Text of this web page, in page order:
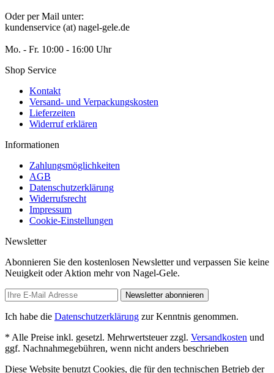
Oder per Mail unter:
kundenservice (at) nagel-gele.de
Mo. - Fr. 10:00 - 16:00 Uhr
Shop Service
Kontakt
Versand- und Verpackungskosten
Lieferzeiten
Widerruf erklären
Informationen
Zahlungsmöglichkeiten
AGB
Datenschutzerklärung
Widerrufsrecht
Impressum
Cookie-Einstellungen
Newsletter
Abonnieren Sie den kostenlosen Newsletter und verpassen Sie keine
Neuigkeit oder Aktion mehr von Nagel-Gele.
Newsletter abonnieren
Ich habe die Datenschutzerklärung zur Kenntnis genommen.
* Alle Preise inkl. gesetzl. Mehrwertsteuer zzgl. Versandkosten und
ggf. Nachnahmegebühren, wenn nicht anders beschrieben
Diese Website benutzt Cookies, die für den technischen Betrieb der